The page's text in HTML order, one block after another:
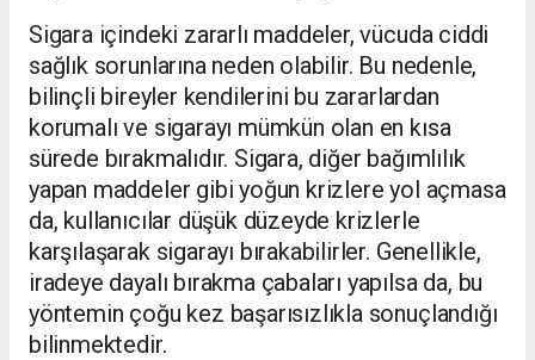
Sigara içindeki zararlı maddeler, vücuda ciddi
sağlık sorunlarına neden olabilir. Bu nedenle,
bilinçli bireyler kendilerini bu zararlardan
korumalı ve sigarayı mümkün olan en kısa
sürede bırakmalıdır. Sigara, diğer bağımlılık
yapan maddeler gibi yoğun krizlere yol açmasa
da, kullanıcılar düşük düzeyde krizlerle
karşılaşarak sigarayı bırakabilirler. Genellikle,
iradeye dayalı bırakma çabaları yapılsa da, bu
yöntemin çoğu kez başarısızlıkla sonuçlandığı
bilinmektedir.